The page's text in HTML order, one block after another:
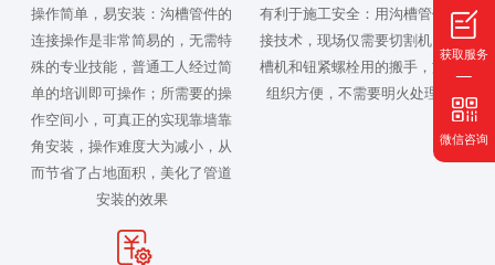
操作简单，易安装：沟槽管件的
连接操作是非常简易的，无需特
殊的专业技能，普通工人经过简
单的培训即可操作；所需要的操
作空间小，可真正的实现靠墙靠
角安装，操作难度大为减小，从
而节省了占地面积，美化了管道
安装的效果
有利于施工安全：用沟槽管件连
接技术，现场仅需要切割机、滚
槽机和钮紧螺栓用的搬手，施工
组织方便，不需要明火处理。
获取服务
微信咨询